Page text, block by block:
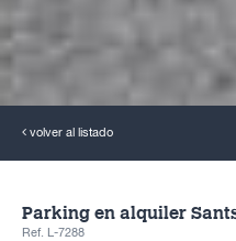
volver al listado
Parking en alquiler
Ref. L-7288